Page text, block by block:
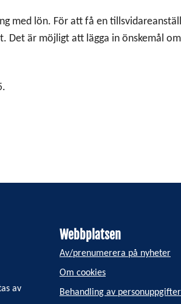
med lön. För att få en
Det är möjligt att lägga in önskemål
av
Webbplatsen
Av/prenumerera på nyheter
Om cookies
Behandling av personuppgifter